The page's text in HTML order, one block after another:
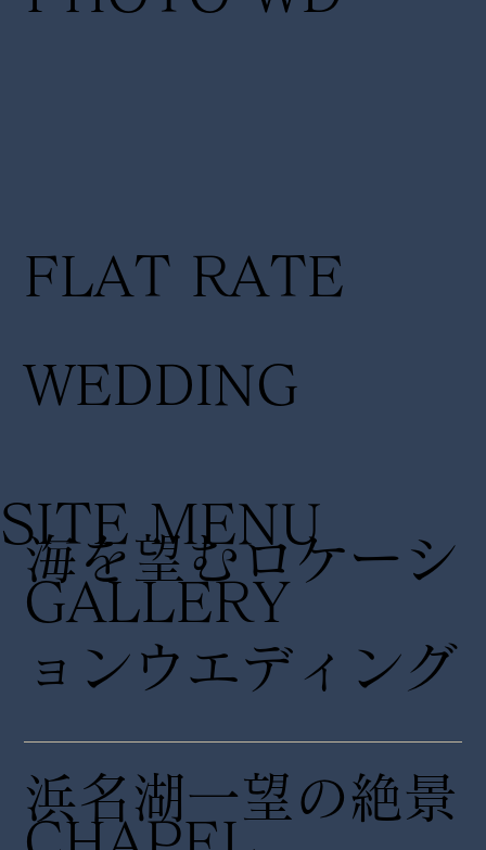
FLAT RATE
WEDDING
海を望むロケーシ
ョンウエディング
浜名湖一望の絶景
GALLERY
SITE MENU